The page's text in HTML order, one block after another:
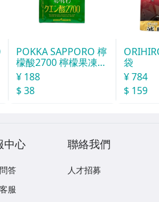
POKKA SAPPORO 檸
檬酸2700 檸檬果凍飲
165g
¥ 188
$ 38
袋
¥ 784
$ 159
中心
答
服
聯絡我們
人才招募